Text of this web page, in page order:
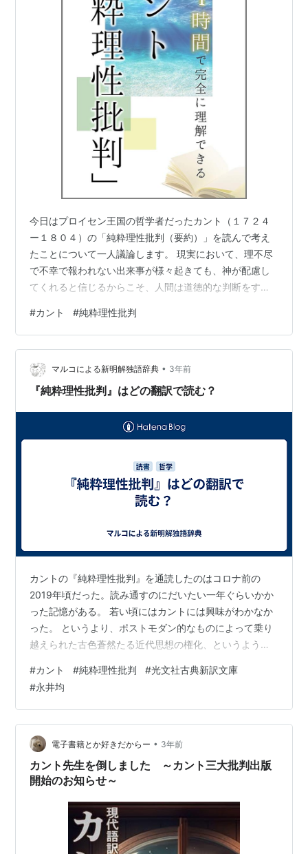
今日はプロイセン王国の哲学者だったカント（１７２４
ー１８０４）の「純粋理性批判（要約）」を読んで考え
たことについて一人議論します。 現実において、理不尽
で不幸で報われない出来事が様々起きても、神が配慮し
てくれると信じるからこそ、人間は道徳的な判断をする
言い直します。 神が存在するかどうかは分かりっこない
けど、神が存在すると思い込んでいた方が幸せな人生を
送れるから、神は存在する（と信じていた方がいいです
よ）。 僕は無神論者なので、神の存在を信じていると聞
くと、なんだかうさん臭く感じてしまいます。 でも、カ
#カント #純粋理性批判
マルコによる新明解独語辞典 • 3年前
『純粋理性批判』はどの翻訳で読む？
カントの『純粋理性批判』を通読したのはコロナ前の
2019年頃だった。読み通すのにだいたい一年ぐらいかか
った記憶がある。 若い頃にはカントには興味がわかなか
った。 というより、ポストモダン的なものによって乗り
越えられた古色蒼然たる近代思想の権化、というような
読もうという気持ちにはなれなかったのだ。 ところが、
年を経るにつれ、だんだんと「もしかすると、この人は
けっこう重要なことを言っているのでは？」と思い当た
る節がしばしば出てきたため、とりあえず一回ぐらいは
原典を通読してみようという気になった。 ところで様々
な翻訳バージョンがある古典的定番の場合、…
#カント #純粋理性批判 #光文社古典新訳文庫
#永井均
電子書籍とか好きだからー • 3年前
カント先生を倒しました ～カント三大批判出版
開始のお知らせ～